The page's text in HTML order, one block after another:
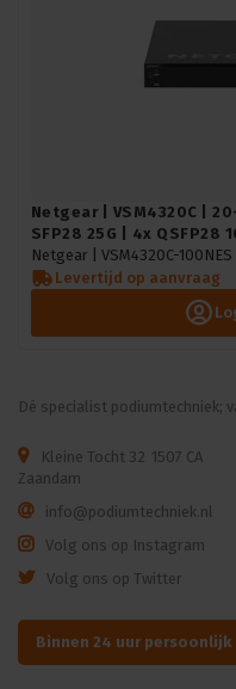
Netgear | VSM4320C |
SFP28 25G | 4x QSFP28
Netgear | VSM4320C-100NES
Levertijd op aanvraag
Dé specialist podiumtechniek;
Kleine Tocht 32 1507 CA
Zaandam
info@podiumtechniek.nl
Volg ons op Instagram
Volg ons op Twitter
Binnen 24 uur